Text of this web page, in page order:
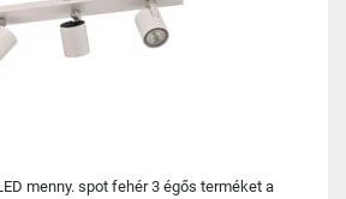
menny. spot fehér 3 égős terméket a